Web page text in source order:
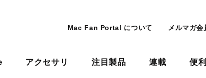
Mac Fan Portal について メルマガ会
アクセサリ 注目製品 連載 便